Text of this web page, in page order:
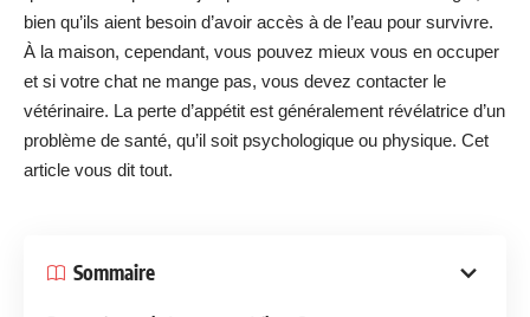
bien qu’ils aient besoin d’avoir accès à de l’eau pour survivre.
À la maison, cependant, vous pouvez mieux vous en occuper
et si votre chat ne mange pas, vous devez contacter le
vétérinaire. La perte d’appétit est généralement révélatrice d’un
problème de santé, qu’il soit psychologique ou physique. Cet
article vous dit tout.
Sommaire